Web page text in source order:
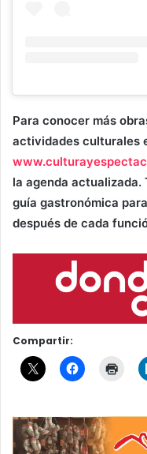
Para conocer más
actividades culturales
la agenda actualizada.
guía gastronómica
después de cada
Compartir: